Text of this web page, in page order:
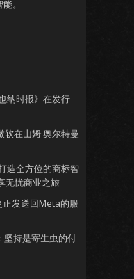
。
纳时报》在发行
软在山姆·奥尔特曼
造全方位的商标智
无忧商业之旅
发送回Meta的服
坚持是寄生虫的付